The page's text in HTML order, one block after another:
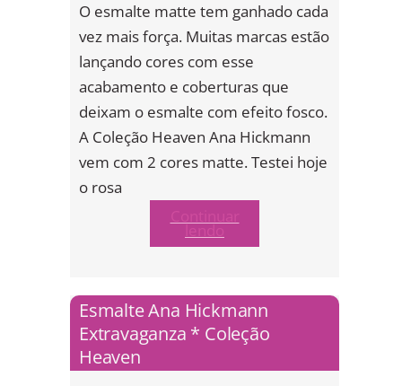
O esmalte matte tem ganhado cada
vez mais força. Muitas marcas estão
lançando cores com esse
acabamento e coberturas que
deixam o esmalte com efeito fosco.
A Coleção Heaven Ana Hickmann
vem com 2 cores matte. Testei hoje
o rosa
lendo
Esmalte Ana Hickmann
Extravaganza * Coleção
Heaven